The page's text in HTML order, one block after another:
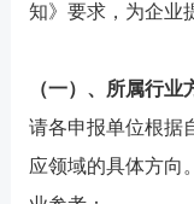
知》要求，为企业
（一）、所属行业
请各申报单位根据
应领域的具体方向